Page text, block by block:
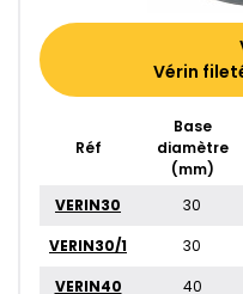
Vérin
Réf
Base
diamètre
(mm)
VERIN30
30
VERIN30/1
30
VERIN40
40